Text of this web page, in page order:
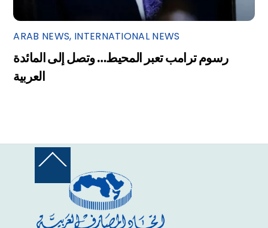
ARAB NEWS, INTERNATIONAL NEWS
رسوم ترامب تعبر المحيط… وتصل إلى المائدة
العربية
Back
Top